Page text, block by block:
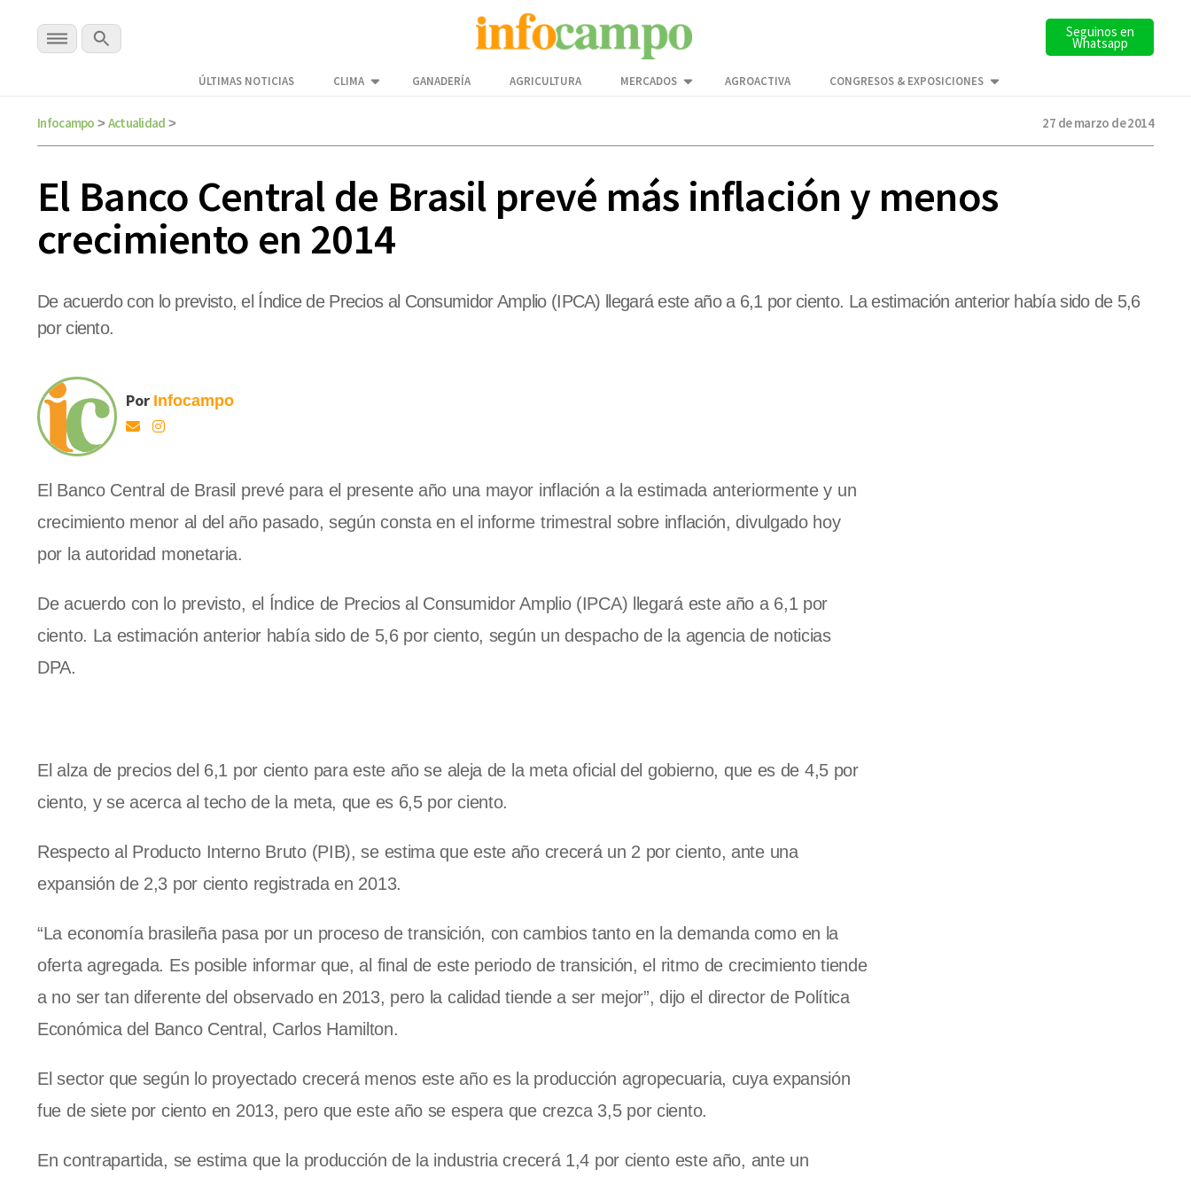
Seguinos en
Whatsapp
ÚLTIMAS NOTICIAS CLIMA GANADERÍA AGRICULTURA MERCADOS AGROACTIVA CONGRESOS & EXPOSICIONES
Infocampo > Actualidad > 27 de marzo de 2014
El Banco Central de Brasil prevé más inflación y menos
crecimiento en 2014
De acuerdo con lo previsto, el Índice de Precios al Consumidor Amplio (IPCA) llegará este año a 6,1 por ciento. La estimación anterior había sido de 5,6
por ciento.
Por Infocampo
El Banco Central de Brasil prevé para el presente año una mayor inflación a la estimada anteriormente y un
crecimiento menor al del año pasado, según consta en el informe trimestral sobre inflación, divulgado hoy
por la autoridad monetaria.
De acuerdo con lo previsto, el Índice de Precios al Consumidor Amplio (IPCA) llegará este año a 6,1 por
ciento. La estimación anterior había sido de 5,6 por ciento, según un despacho de la agencia de noticias
DPA.
El alza de precios del 6,1 por ciento para este año se aleja de la meta oficial del gobierno, que es de 4,5 por
ciento, y se acerca al techo de la meta, que es 6,5 por ciento.
Respecto al Producto Interno Bruto (PIB), se estima que este año crecerá un 2 por ciento, ante una
expansión de 2,3 por ciento registrada en 2013.
“La economía brasileña pasa por un proceso de transición, con cambios tanto en la demanda como en la
oferta agregada. Es posible informar que, al final de este periodo de transición, el ritmo de crecimiento tiende
a no ser tan diferente del observado en 2013, pero la calidad tiende a ser mejor”, dijo el director de Política
Económica del Banco Central, Carlos Hamilton.
El sector que según lo proyectado crecerá menos este año es la producción agropecuaria, cuya expansión
fue de siete por ciento en 2013, pero que este año se espera que crezca 3,5 por ciento.
En contrapartida, se estima que la producción de la industria crecerá 1,4 por ciento este año, ante un